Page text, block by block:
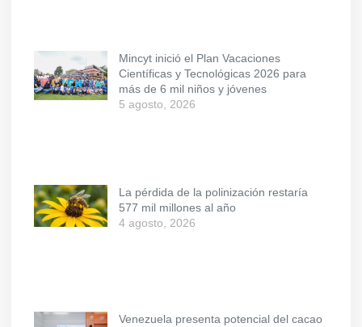
Mincyt inició el Plan Vacaciones
Científicas y Tecnológicas 2026 para
más de 6 mil niños y jóvenes
5 agosto, 2026
La pérdida de la polinización restaría
577 mil millones al año
4 agosto, 2026
Venezuela presenta potencial del cacao